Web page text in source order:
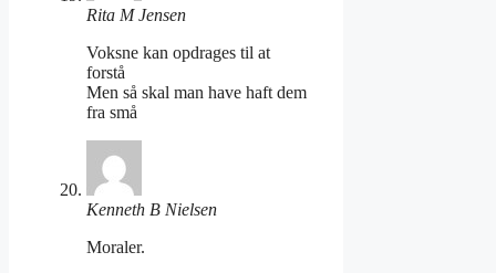
Rita M Jensen
Voksne kan opdrages til at
forstå
Men så skal man have haft dem
fra små
Kenneth B Nielsen
Moraler.